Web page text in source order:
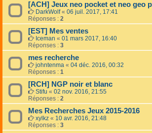
[ACH] Jeux neo pocket et neo geo
DarkWolf« 06 juil. 2017, 17:41
Réponses : 2
[EST] Mes ventes
Iceman « 01 mars 2017, 16:40
Réponses : 3
mes recherche
johntenma « 04 déc. 2016, 00:32
Réponses : 1
[RCH] NGP noir et blanc
Stifu « 02 nov. 2016, 21:55
Réponses : 2
Mes Recherches Jeux 2015-2016
xylkz « 10 avr. 2016, 21:48
Réponses : 3